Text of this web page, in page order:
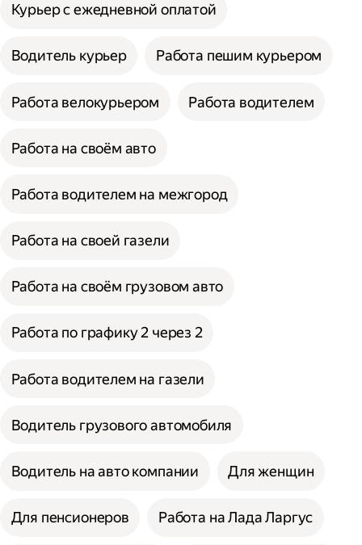
Курьер с ежедневной оплатой
Водитель курьер Работа пешим курьером
Работа велокурьером Работа водителем
Работа на своём авто
Работа водителем на межгород
Работа на своей газели
Работа на своём грузовом авто
Работа по графику 2 через 2
Работа водителем на газели
Водитель грузового автомобиля
Водитель на авто компании Для женщин
Для пенсионеров Работа на Лада Ларгус